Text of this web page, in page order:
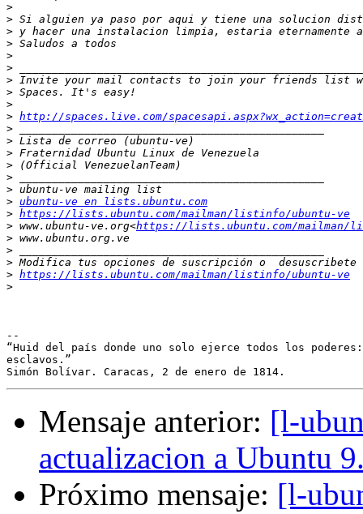
>
>
>
>
>
>
>
>
>
> http://spaces.live.com/
>
>
>
>
>
>
> ubuntu-ve en lists.ubuntu.com
> https://lists.ubuntu.com/mailman/listinfo/ubuntu-ve
> www.ubuntu-ve.org<https://lists.ubuntu.com/mailman/
>
>
>
> https://lists.ubuntu.com/mailman/listinfo/ubuntu-ve
>
--
“Huid del país donde uno solo ejerce todos los
esclavos.”
Mensaje anterior: [l-
actualizacion a Ubuntu
Próximo mensaje: [l-